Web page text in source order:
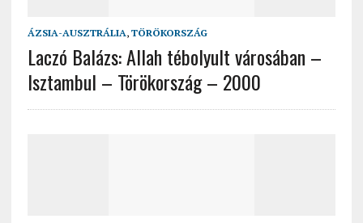
ÁZSIA-AUSZTRÁLIA, TÖRÖKORSZÁG
Laczó Balázs: Allah tébolyult városában –
Isztambul – Törökország – 2000